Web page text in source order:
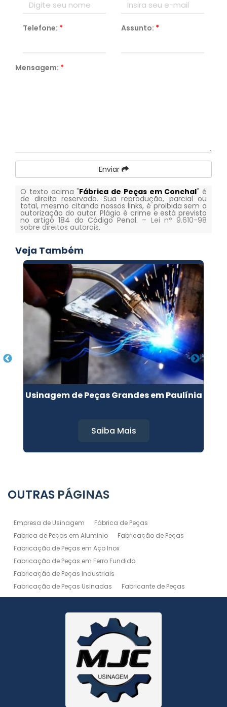
Telefone: * Assunto: *
Mensagem: *
Enviar
O texto acima "Fábrica de Peças em Conchal" é
de direito reservado. Sua reprodução, parcial ou
total, mesmo citando nossos links, é proibida sem a
autorização do autor. Plágio é crime e está previsto
no artigo 184 do Código Penal. – Lei n° 9.610-98
sobre direitos autorais.
Veja Também
Usinagem de Peças Grandes em Paulínia
Saiba Mais
OUTRAS PÁGINAS
Empresa de Usinagem
Fábrica de Peças
Fabrica de Peças em Aluminio
Fabricação de Peças
Fabricação de Peças em Aço Inox
Fabricação de Peças em Ferro Fundido
Fabricação de Peças Industriais
Fabricação de Peças Usinadas
Fabricante de Peças
Fabricante de Peças de Máquinas
Manutenção de Máquina
Peças Usinadas
Serviço de Soldagem
Serviço de Usinagem
Serviço de Usinagem Pesada
Serviços de Usinagem CNC
Serviços de Usinagem de Peças
Serviços de Usinagem Tornearia e Solda
Usinagem
Usinagem Aluminio
Usinagem de Alta Precisão
Usinagem de Alumínio